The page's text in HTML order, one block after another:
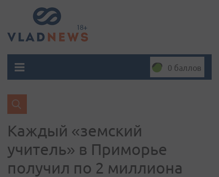
0 баллов
Каждый «земский
учитель» в Приморье
получил по 2 миллиона